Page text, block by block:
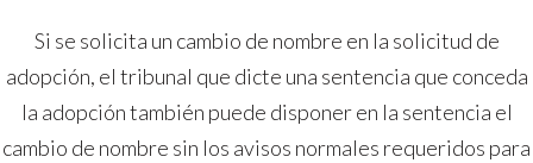
Si se solicita un cambio de nombre en la solicitud de
adopción, el tribunal que dicte una sentencia que conceda
la adopción también puede disponer en la sentencia el
cambio de nombre sin los avisos normales requeridos para